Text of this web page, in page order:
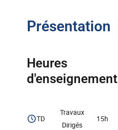
Présentation
Heures
d'enseignement
TD
Travaux
Dirigés
15h